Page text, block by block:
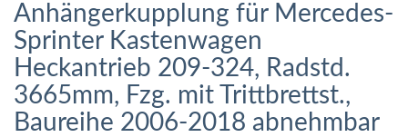
Anhängerkupplung für Mercedes-
Sprinter Kastenwagen
Heckantrieb 209-324, Radstd.
3665mm, Fzg. mit Trittbrettst.,
Baureihe 2006-2018 abnehmbar